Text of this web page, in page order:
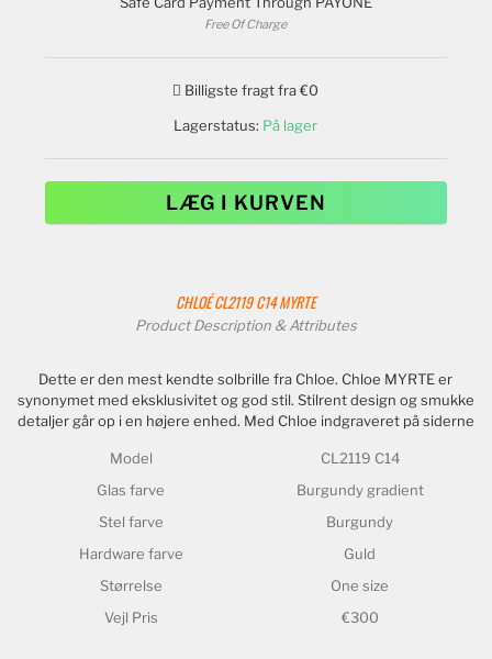
Free Of Charge
Billigste fragt fra €0
Lagerstatus: På lager
LÆG I KURVEN
CHLOÉCL2119 C14 MYRTE
Product Description & Attributes
Dette er den mest kendte solbrille fra Chloe. Chloe MYRTE er
synonymet med eksklusivitet og god stil. Stilrent design og smukke
detaljer går op i en højere enhed. Med Chloe indgraveret på siderne
Model
CL2119 C14
Glas farve
Burgundy gradient
Stel farve
Burgundy
Hardware farve
Guld
Størrelse
One size
Vejl Pris
€300